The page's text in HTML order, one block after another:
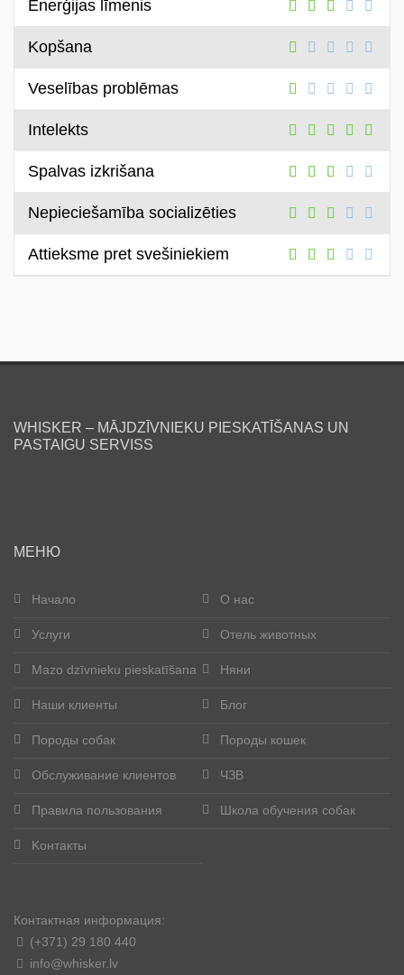
Enerģijas līmenis
Kopšana
Veselības problēmas
Intelekts
Spalvas izkrišana
Nepieciešamība socializēties
Attieksme pret svešiniekiem
WHISKER – MĀJDZĪVNIEKU PIESKATĪŠANAS UN
PASTAIGU SERVISS
МЕНЮ
Начало О нас
Услуги Отель животных
Mazo dzīvnieku pieskatīšana Няни
Наши клиенты Блог
Породы собак Породы кошек
Обслуживание клиентов ЧЗВ
Правила пользования Школа обучения собак
Kонтакты
Контактная информация:
(+371) 29 180 440
info@whisker.lv